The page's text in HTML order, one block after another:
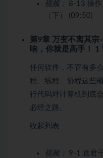
视频：
8-13 操作
（下） (09:50)
第9章 万变不离其宗
响，你就是高手！
1
任何软件，不管有多
程、线程、协程这些
行代码对计算机到底
必经之路。
收起列表
视频：
9-1 送君